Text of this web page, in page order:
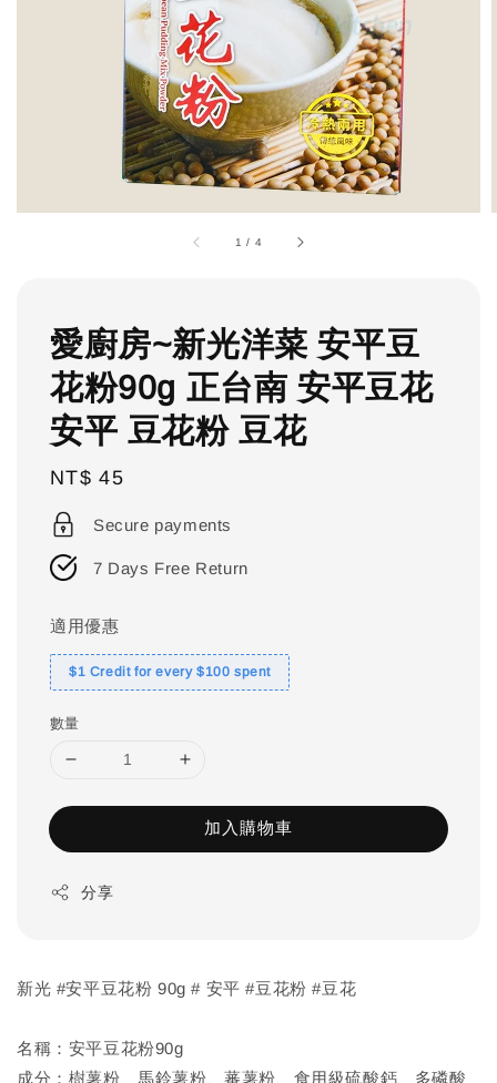
1 / 4
愛廚房~新光洋菜 安平豆
花粉90g 正台南 安平豆花
安平 豆花粉 豆花
Regular
price
NT$ 45
Secure payments
7 Days Free Return
適用優惠
$1 Credit for every $100 spent
數量
加入購物車
分享
新光 #安平豆花粉 90g # 安平 #豆花粉 #豆花
名稱：安平豆花粉90g
成分：樹薯粉、馬鈴薯粉、蕃薯粉、食用級硫酸鈣、多磷酸